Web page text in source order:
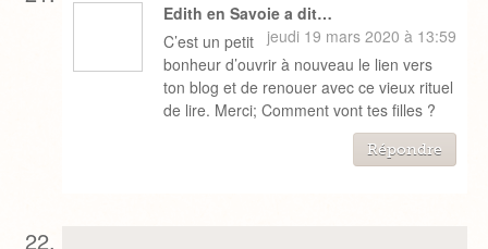
Edith en Savoie a dit…
jeudi 19 mars 2020 à 13:59
C’est un petit
bonheur d’ouvrir à nouveau le lien vers
ton blog et de renouer avec ce vieux rituel
de lire. Merci; Comment vont tes filles ?
Répondre